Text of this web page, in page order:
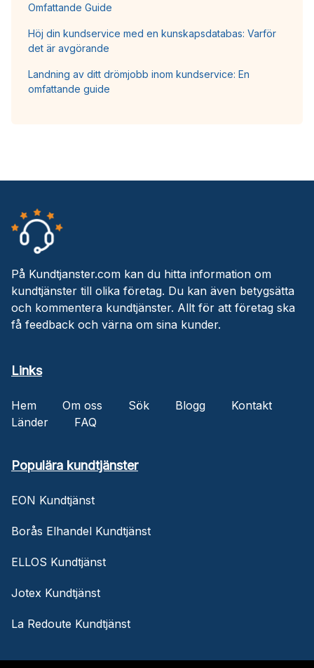
Omfattande Guide
Höj din kundservice med en kunskapsdatabas: Varför
det är avgörande
Landning av ditt drömjobb inom kundservice: En
omfattande guide
På Kundtjanster.com kan du hitta information om
kundtjänster till olika företag. Du kan även betygsätta
och kommentera kundtjänster. Allt för att företag ska
få feedback och värna om sina kunder.
Links
Hem Om oss Sök Blogg
Kontakt
Länder
FAQ
Populära kundtjänster
EON Kundtjänst
Borås Elhandel Kundtjänst
ELLOS Kundtjänst
Jotex Kundtjänst
La Redoute Kundtjänst